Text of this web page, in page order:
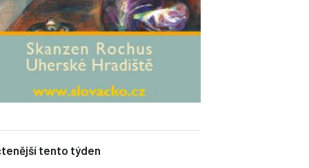
tento týden